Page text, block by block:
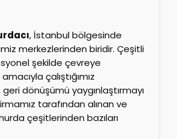
, İstanbul bölgesinde
merkezlerinden biridir. Çeşitli
şekilde çevreye
çalıştığımız
dönüşümü yaygınlaştırmayı
tarafından alınan ve
çeşitlerinden bazıları